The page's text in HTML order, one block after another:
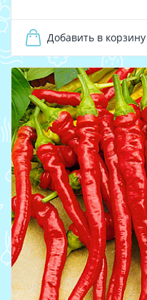
Добавить в корзину